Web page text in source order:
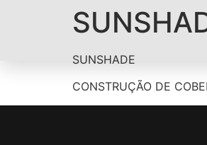
SUNSHADE
CONSTRUÇÃO DE